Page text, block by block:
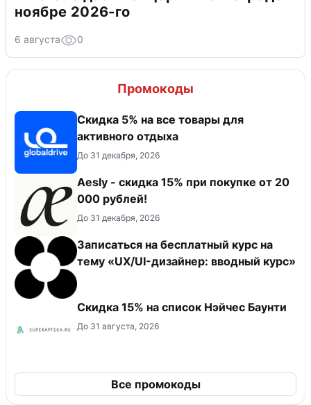
ноябре 2026-го
6 августа 0
Промокоды
Скидка 5% на все товары для
активного отдыха
До 31 декабря, 2026
Aesly - скидка 15% при покупке от 20
000 рублей!
До 31 декабря, 2026
Записаться на бесплатный курс на
тему «UX/UI-дизайнер: вводный курс»
Скидка 15% на список Нэйчес Баунти
До 31 августа, 2026
Все промокоды